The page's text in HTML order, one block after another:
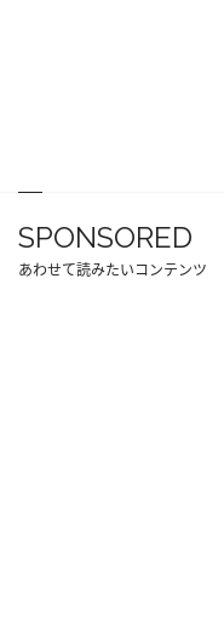
SPONSORED
あわせて読みたいコンテンツ